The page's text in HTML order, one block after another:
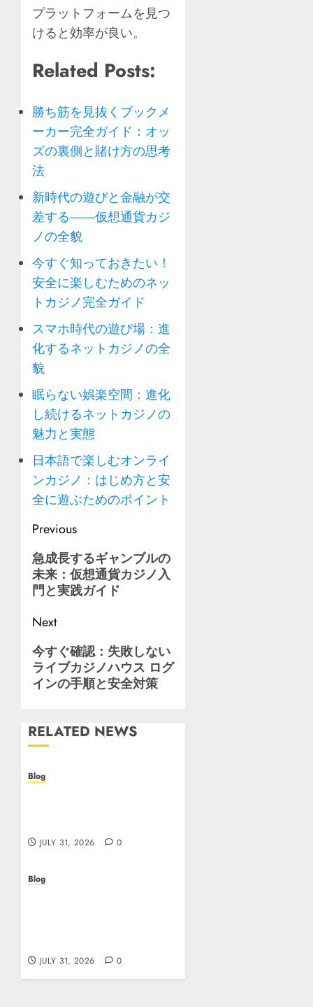
プラットフォームを見つ
けると効率が良い。
Related Posts:
勝ち筋を見抜くブックメ
ーカー完全ガイド：オッ
ズの裏側と賭け方の思考
法
新時代の遊びと金融が交
差する——仮想通貨カジ
ノの全貌
今すぐ知っておきたい！
安全に楽しむためのネッ
トカジノ完全ガイド
スマホ時代の遊び場：進
化するネットカジノの全
貌
眠らない娯楽空間：進化
し続けるネットカジノの
魅力と実態
日本語で楽しむオンライ
ンカジノ：はじめ方と安
全に遊ぶためのポイント
Post
navigation
Previous
Previous
post:
急成長するギャンブルの
未来：仮想通貨カジノ入
門と実践ガイド
Next
Next
post:
今すぐ確認：失敗しない
ライブカジノハウス ログ
インの手順と安全対策
RELATED NEWS
Blog
JULY 31, 2026 0
Blog
JULY 31, 2026 0